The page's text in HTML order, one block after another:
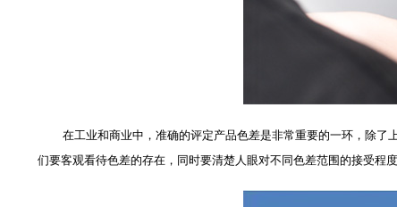
在工业和商业中，准确的评定产品色差是非常重要的一环，除了
们要客观看待色差的存在，同时要清楚人眼对不同色差范围的接受程度